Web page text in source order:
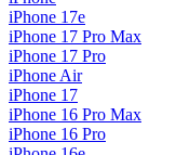
iPhone 17e
iPhone 17 Pro Max
iPhone 17 Pro
iPhone Air
iPhone 17
iPhone 16 Pro Max
iPhone 16 Pro